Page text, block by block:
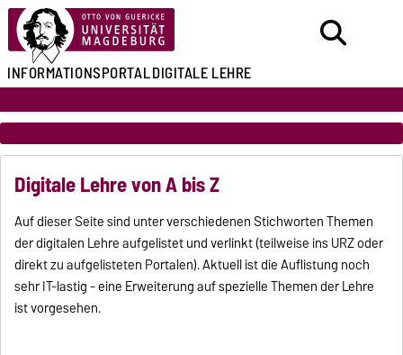
INFORMATIONSPORTALDIGITALE LEHRE
Digitale Lehre von A bis Z
Auf dieser Seite sind unter verschiedenen Stichworten Themen
der digitalen Lehre aufgelistet und verlinkt (teilweise ins URZ oder
direkt zu aufgelisteten Portalen). Aktuell ist die Auflistung noch
sehr IT-lastig - eine Erweiterung auf spezielle Themen der Lehre
ist vorgesehen.